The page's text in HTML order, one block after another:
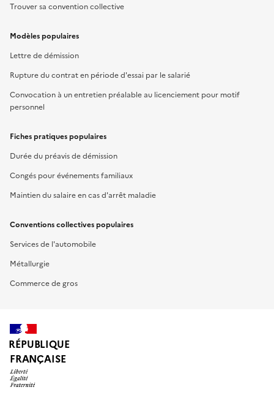
Trouver sa convention collective
Modèles populaires
Lettre de démission
Rupture du contrat en période d'essai par le salarié
Convocation à un entretien préalable au licenciement pour motif
personnel
Fiches pratiques populaires
Durée du préavis de démission
Congés pour événements familiaux
Maintien du salaire en cas d'arrêt maladie
Conventions collectives populaires
Services de l'automobile
Métallurgie
Commerce de gros
RÉPUBLIQUE
FRANÇAISE